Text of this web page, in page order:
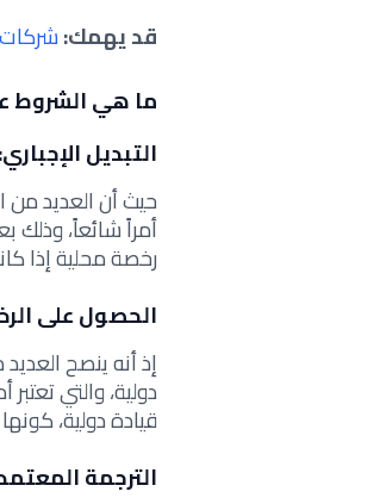
قد يهمك:
ما هي الشروط
التبديل الإجباري:
حيث أن العديد من
أمراً شائعاً، وذلك
رخصة محلية إذا
الحصول على
إذ أنه ينصح
دولية، والتي
قيادة دولية،
الترجمة